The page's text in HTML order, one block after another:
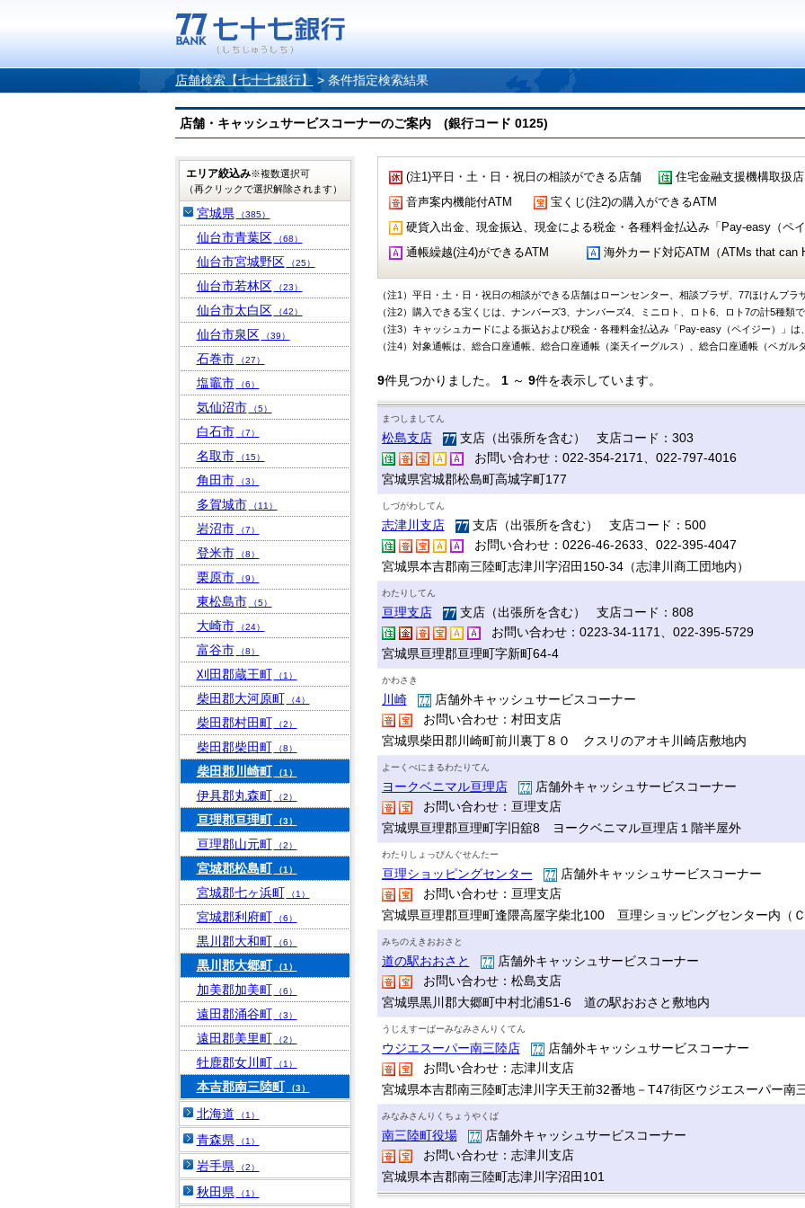
店舗検索【七十七銀行】 > 条件指定検索結果
店舗・キャッシュサービスコーナーのご案内 (銀行コード 0125)
(注1)平日・土・日・祝日の相談ができる店舗 住宅金融支援機構取扱店
音声案内機能付ATM
宝くじ(注2)の購入ができるATM
硬貨入出金、現金振込、現金による税金・各種料金払込み「Pay-easy（ペ
通帳繰越(注4)ができるATM
海外カード対応ATM（ATMs that can
（注1）平日・土・日・祝日の相談ができる店舗はローンセンター、相談プラザ、77ほけんプラ
（注2）購入できる宝くじは、ナンバーズ3、ナンバーズ4、ミニロト、ロト6、ロト7の計5種類で
（注3）キャッシュカードによる振込および税金・各種料金払込み「Pay-easy（ペイジー）」は
（注4）対象通帳は、総合口座通帳、総合口座通帳（楽天イーグルス）、総合口座通帳（ベガル
9件見つかりました。 1～ 9件を表示しています。
まつしましてん
松島支店
支店（出張所を含む） 支店コード：303
お問い合わせ：022-354-2171、022-797-4016
宮城県宮城郡松島町高城字町177
しづがわしてん
志津川支店
支店（出張所を含む） 支店コード：500
お問い合わせ：0226-46-2633、022-395-4047
宮城県本吉郡南三陸町志津川字沼田150-34（志津川商工団地内）
わたりしてん
亘理支店
支店（出張所を含む） 支店コード：808
お問い合わせ：0223-34-1171、022-395-5729
宮城県亘理郡亘理町字新町64-4
かわさき
川崎
店舗外キャッシュサービスコーナー
お問い合わせ：村田支店
宮城県柴田郡川崎町前川裏丁８０ クスリのアオキ川崎店敷地内
よーくべにまるわたりてん
ヨークベニマル亘理店
店舗外キャッシュサービスコーナー
お問い合わせ：亘理支店
宮城県亘理郡亘理町字旧舘8 ヨークベニマル亘理店１階半屋外
わたりしょっぴんぐせんたー
亘理ショッピングセンター
店舗外キャッシュサービスコーナー
お問い合わせ：亘理支店
宮城県亘理郡亘理町逢隈高屋字柴北100 亘理ショッピングセンター内（Ｃ
みちのえきおおさと
道の駅おおさと
店舗外キャッシュサービスコーナー
お問い合わせ：松島支店
宮城県黒川郡大郷町中村北浦51-6 道の駅おおさと敷地内
うじえすーぱーみなみさんりくてん
ウジエスーパー南三陸店
店舗外キャッシュサービスコーナー
お問い合わせ：志津川支店
宮城県本吉郡南三陸町志津川字天王前32番地－T47街区ウジエスーパー南
みなみさんりくちょうやくば
南三陸町役場
店舗外キャッシュサービスコーナー
お問い合わせ：志津川支店
宮城県本吉郡南三陸町志津川字沼田101
エリア絞込み※複数選択可
（再クリックで選択解除されます）
宮城県 （385）
仙台市青葉区 （68）
仙台市宮城野区 （25）
仙台市若林区 （23）
仙台市太白区 （42）
仙台市泉区 （39）
石巻市 （27）
塩竈市 （6）
気仙沼市 （5）
白石市 （7）
名取市 （15）
角田市 （3）
多賀城市 （11）
岩沼市 （7）
登米市 （8）
栗原市 （9）
東松島市 （5）
大崎市 （24）
富谷市 （8）
刈田郡蔵王町 （1）
柴田郡大河原町 （4）
柴田郡村田町 （2）
柴田郡柴田町 （8）
柴田郡川崎町 （1）
伊具郡丸森町 （2）
亘理郡亘理町 （3）
亘理郡山元町 （2）
宮城郡松島町 （1）
宮城郡七ヶ浜町 （1）
宮城郡利府町 （6）
黒川郡大和町 （6）
黒川郡大郷町 （1）
加美郡加美町 （6）
遠田郡涌谷町 （3）
遠田郡美里町 （2）
牡鹿郡女川町 （1）
本吉郡南三陸町 （3）
北海道 （1）
青森県 （1）
岩手県 （2）
秋田県 （1）